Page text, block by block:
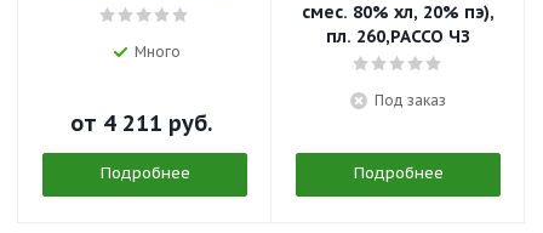
Много
от 4 211 руб.
Подробнее
смес. 80% хл, 20% пэ),
пл. 260,РАССО ЧЗ
Под заказ
Подробнее